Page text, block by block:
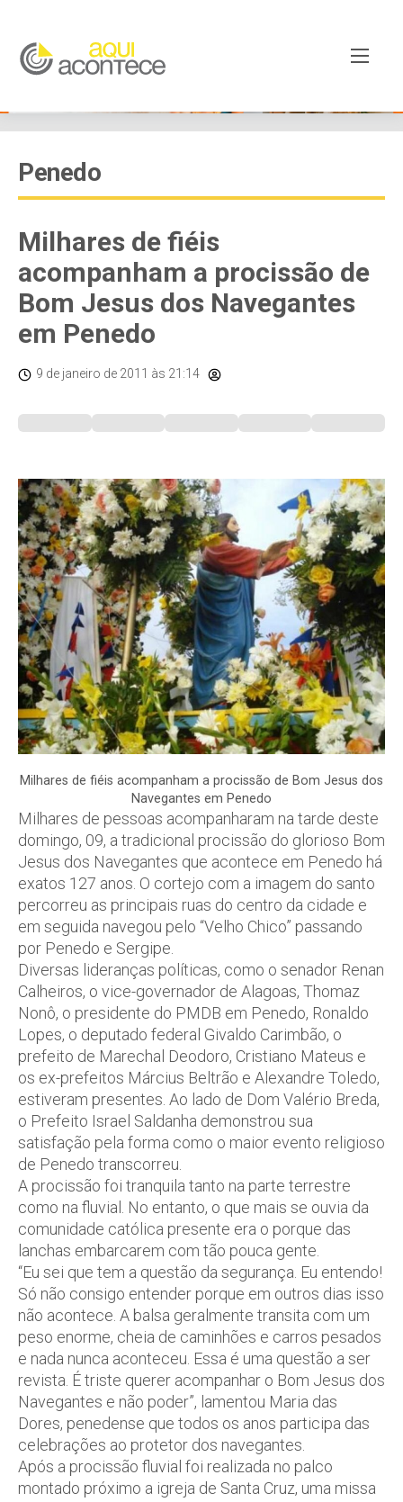
Penedo
Milhares de fiéis
acompanham a procissão de
Bom Jesus dos Navegantes
em Penedo
9 de janeiro de 2011 às 21:14
Milhares de fiéis acompanham a procissão de Bom Jesus dos
Navegantes em Penedo
Milhares de pessoas acompanharam na tarde deste
domingo, 09, a tradicional procissão do glorioso Bom
Jesus dos Navegantes que acontece em Penedo há
exatos 127 anos. O cortejo com a imagem do santo
percorreu as principais ruas do centro da cidade e
em seguida navegou pelo “Velho Chico” passando
por Penedo e Sergipe.
Diversas lideranças políticas, como o senador Renan
Calheiros, o vice-governador de Alagoas, Thomaz
Nonô, o presidente do PMDB em Penedo, Ronaldo
Lopes, o deputado federal Givaldo Carimbão, o
prefeito de Marechal Deodoro, Cristiano Mateus e
os ex-prefeitos Március Beltrão e Alexandre Toledo,
estiveram presentes. Ao lado de Dom Valério Breda,
o Prefeito Israel Saldanha demonstrou sua
satisfação pela forma como o maior evento religioso
de Penedo transcorreu.
A procissão foi tranquila tanto na parte terrestre
como na fluvial. No entanto, o que mais se ouvia da
comunidade católica presente era o porque das
lanchas embarcarem com tão pouca gente.
“Eu sei que tem a questão da segurança. Eu entendo!
Só não consigo entender porque em outros dias isso
não acontece. A balsa geralmente transita com um
peso enorme, cheia de caminhões e carros pesados
e nada nunca aconteceu. Essa é uma questão a ser
revista. É triste querer acompanhar o Bom Jesus dos
Navegantes e não poder”, lamentou Maria das
Dores, penedense que todos os anos participa das
celebrações ao protetor dos navegantes.
Após a procissão fluvial foi realizada no palco
montado próximo a igreja de Santa Cruz, uma missa